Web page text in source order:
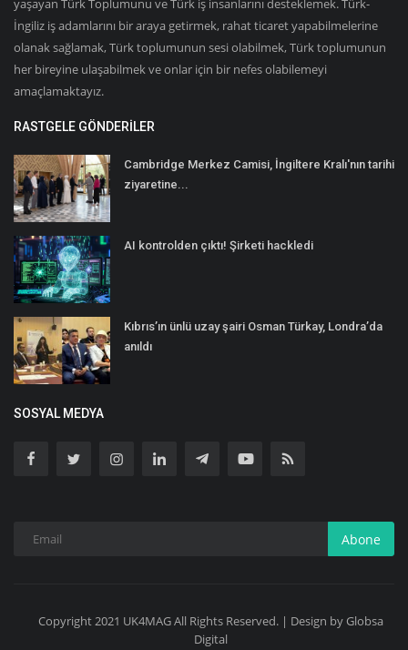
yaşayan Türk Toplumunu ve Türk iş insanlarını desteklemek. Türk-
İngiliz iş adamlarını bir araya getirmek, rahat ticaret yapabilmelerine
olanak sağlamak, Türk toplumunun sesi olabilmek, Türk toplumunun
her bireyine ulaşabilmek ve onlar için bir nefes olabilemeyi
amaçlamaktayız.
RASTGELE GÖNDERILER
Cambridge Merkez Camisi, İngiltere Kralı'nın tarihi
ziyaretine...
AI kontrolden çıktı! Şirketi hackledi
Kıbrıs’ın ünlü uzay şairi Osman Türkay, Londra’da
anıldı
SOSYAL MEDYA
Abone
Copyright 2021 UK4MAG All Rights Reserved. | Design by Globsa
Digital